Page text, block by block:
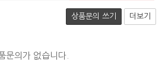
상품문의 쓰기 더보기
문의가 없습니다.